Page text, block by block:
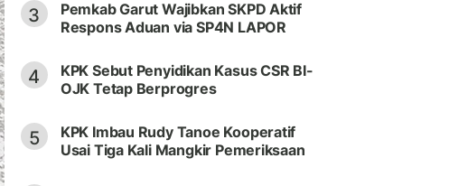
3
Pemkab Garut Wajibkan SKPD Aktif
Respons Aduan via SP4N LAPOR
4
KPK Sebut Penyidikan Kasus CSR BI-
OJK Tetap Berprogres
5
KPK Imbau Rudy Tanoe Kooperatif
Usai Tiga Kali Mangkir Pemeriksaan